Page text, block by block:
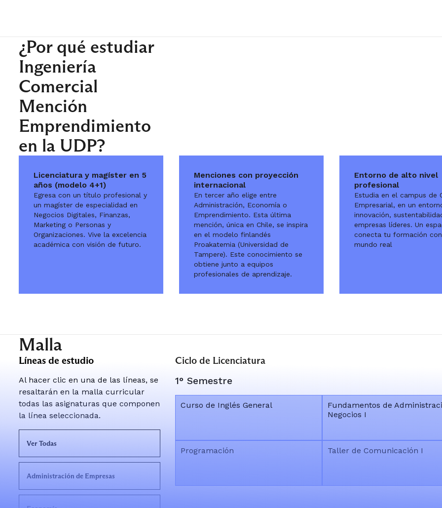
¿Por qué estudiar
Ingeniería
Comercial
Mención
Emprendimiento
en la UDP?
Licenciatura y magíster en 5
años (modelo 4+1)
Egresa con un título profesional y
un magíster de especialidad en
Negocios Digitales, Finanzas,
Marketing o Personas y
Organizaciones. Vive la excelencia
académica con visión de futuro.
Menciones con proyección
internacional
En tercer año elige entre
Administración, Economía o
Emprendimiento. Esta última
mención, única en Chile, se inspira
en el modelo finlandés
Proakatemia (Universidad de
Tampere). Este conocimiento se
obtiene junto a equipos
profesionales de aprendizaje.
Entorno de alto nivel
profesional
Estudia en el campus de
Empresarial, en un
innovación,
empresas líderes. Un
conecta tu formación
mundo real
Malla
Líneas de estudio
Al hacer clic en una de las líneas, se
resaltarán en la malla curricular
todas las asignaturas que componen
la línea seleccionada.
Ver Todas
Administración de Empresas
Ciclo de Licenciatura
1° Semestre
Curso de Inglés General
Fundamentos de
Negocios I
Programación Taller de Comunicación I